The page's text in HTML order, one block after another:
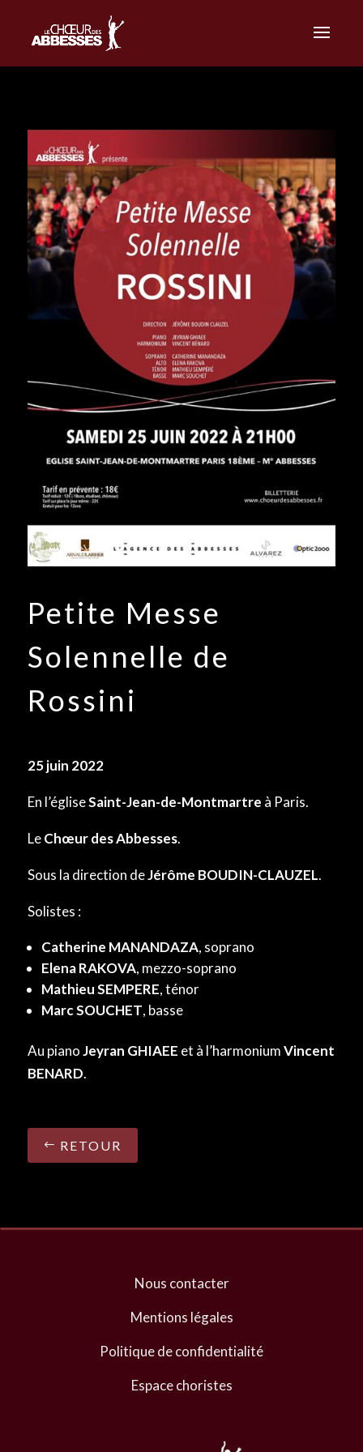
Petite Messe
Solennelle de
Rossini
25 juin 2022
En l’égliseSaint-Jean-de-Montmartre à Paris.
LeChœur des Abbesses.
Sous la direction deJérôme BOUDIN-CLAUZEL.
Solistes :
Catherine MANANDAZA, soprano
Elena RAKOVA, mezzo-soprano
Mathieu SEMPERE, ténor
Marc SOUCHET, basse
Au pianoJeyran GHIAEE et à l’harmoniumVincent
BENARD.
RETOUR
Nous contacter
Mentions légales
Politique de confidentialité
Espace choristes